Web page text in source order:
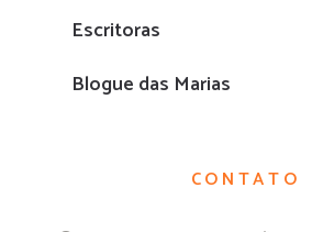
Escritoras
Blogue das Marias
CONTATO